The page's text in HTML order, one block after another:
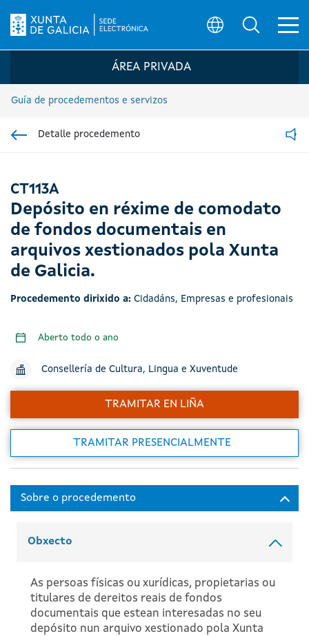
Logo da Sede electrónica da Xunta de
ÁREA PRIVADA
Guía de procedementos e servizos
Detalle procedemento
CT113A
Depósito en réxime de comodato
de fondos documentais en
arquivos xestionados pola Xunta
de Galicia.
Procedemento dirixido a: Cidadáns, Empresas e profesionais
Aberto todo o ano
Consellería de Cultura, Lingua e Xuventude
TRAMITAR EN LIÑA
TRAMITAR PRESENCIALMENTE
Obxecto
As persoas físicas ou xurídicas, propietarias ou
titulares de dereitos reais de fondos
documentais que estean interesadas no seu
depósito nun arquivo xestionado pola Xunta